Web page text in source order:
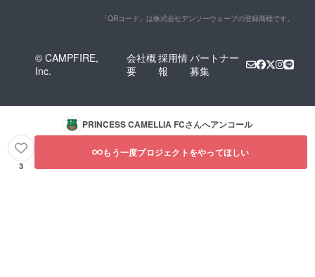
「QRコード」は株式会社デンソーウェーブの登録商標です。
© CAMPFIRE,
Inc.
会社概
要
採用情
報
パートナー
募集
PRINCESS CAMELLIA FCさんへアンコール
3
もう一度プロジェクトをやってほしい